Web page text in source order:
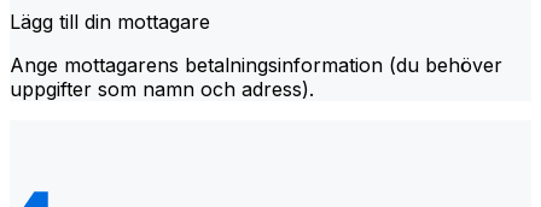
Lägg till din mottagare
Ange mottagarens betalningsinformation (du behöver
uppgifter som namn och adress).